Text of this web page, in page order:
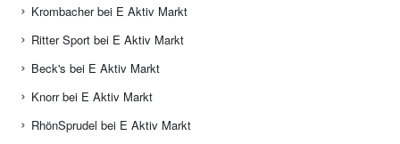
Krombacher bei E Aktiv Markt
Ritter Sport bei E Aktiv Markt
Beck's bei E Aktiv Markt
Knorr bei E Aktiv Markt
RhönSprudel bei E Aktiv Markt